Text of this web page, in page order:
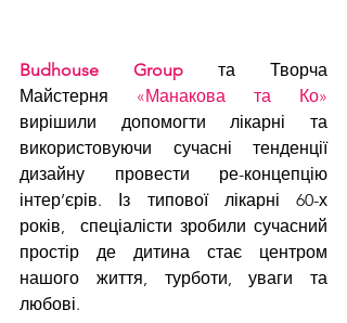
Budhouse Group та Творча
Майстерня «Манакова та Ко»
вирішили допомогти лікарні та
використовуючи сучасні тенденції
дизайну провести ре-концепцію
інтер’єрів. Із типової лікарні 60-х
років,  спеціалісти зробили сучасний
простір де дитина стає центром
нашого життя, турботи, уваги та
любові.